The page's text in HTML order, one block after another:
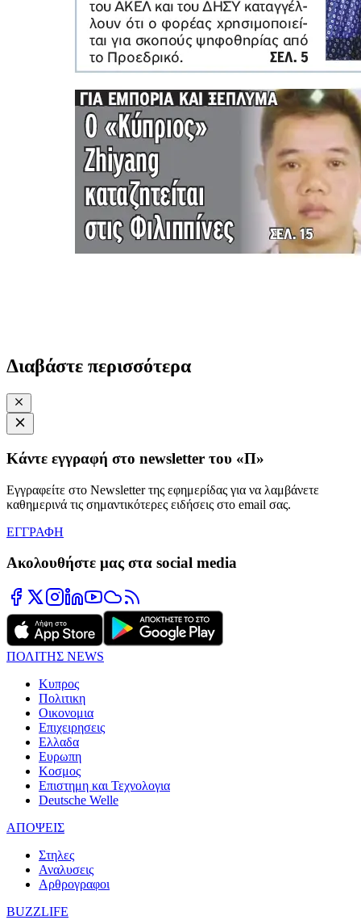
Διαβάστε περισσότερα
Κάντε εγγραφή στο newsletter του «Π»
Εγγραφείτε στο Newsletter της εφημερίδας για να λαμβάνετε
καθημερινά τις σημαντικότερες ειδήσεις στο email σας.
ΕΓΓΡΑΦΗ
Ακολουθήστε μας στα social media
ΠΟΛΙΤΗΣ NEWS
Κυπρος
Πολιτικη
Οικονομια
Επιχειρησεις
Ελλαδα
Ευρωπη
Κοσμος
Επιστημη και Τεχνολογια
Deutsche Welle
ΑΠΟΨΕΙΣ
Στηλες
Αναλυσεις
Αρθρογραφοι
BUZZLIFE